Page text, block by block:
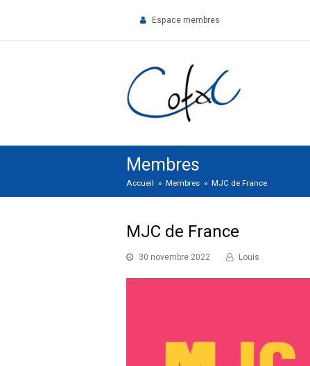
Espace membres
Membres
Accueil » Membres » MJC de France
MJC de France
30 novembre 2022 Louis